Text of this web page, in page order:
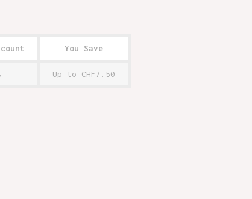
You Save
Up to CHF7.50